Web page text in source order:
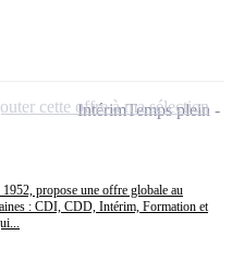
propose une offre globale au
: CDI, CDD, Intérim, Formation et
IntérimTemps plein
cette offre à ma sélection